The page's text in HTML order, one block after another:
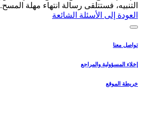
التنبيه، فستتلقى رسالة انتهاء مهلة المسح.
العودة إلى الأسئلة الشائعة
تواصل معنا
إخلاء المسؤولية والمراجع
خريطة الموقع